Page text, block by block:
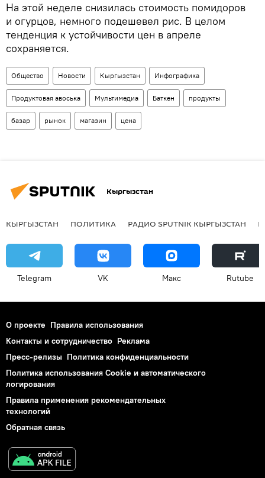
На этой неделе снизилась стоимость помидоров
и огурцов, немного подешевел рис. В целом
тенденция к устойчивости цен в апреле
сохраняется.
Общество Новости Кыргызстан Инфографика
Продуктовая авоська Мультимедиа Баткен продукты
базар рынок магазин цена
Кыргызстан
КЫРГЫЗСТАН ПОЛИТИКА РАДИО SPUTNIK КЫРГЫЗСТАН
Telegram VK Макс Rutube
О проекте Правила использования
Контакты и сотрудничество Реклама
Пресс-релизы Политика конфиденциальности
Политика использования Cookie и автоматического
логирования
Правила применения рекомендательных
технологий
Обратная связь